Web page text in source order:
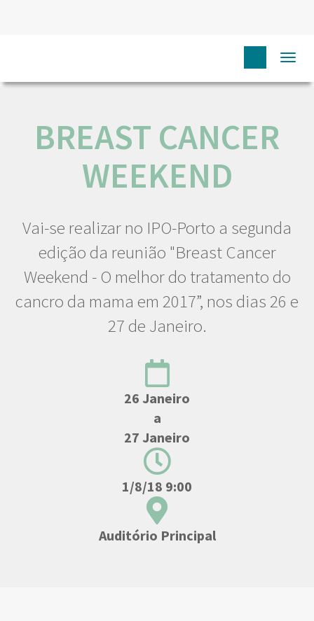
BREAST CANCER
WEEKEND
Vai-se realizar no IPO-Porto a segunda
edição da reunião "Breast Cancer
Weekend - O melhor do tratamento do
cancro da mama em 2017”, nos dias 26 e
27 de Janeiro.
26 Janeiro
a
27 Janeiro
1/8/18 9:00
Auditório Principal